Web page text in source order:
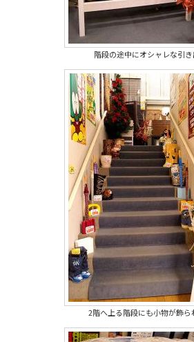
階段の途中にオシャレな引
2階へ上る階段にも小物が飾ら